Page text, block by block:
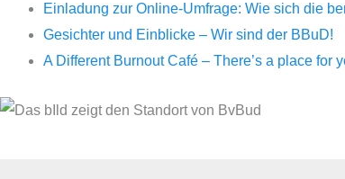
Einladung zur Online-Umfrage: Wie sich die
Gesichter und Einblicke – Wir sind der BBuD!
A Different Burnout Café – There’s a place for